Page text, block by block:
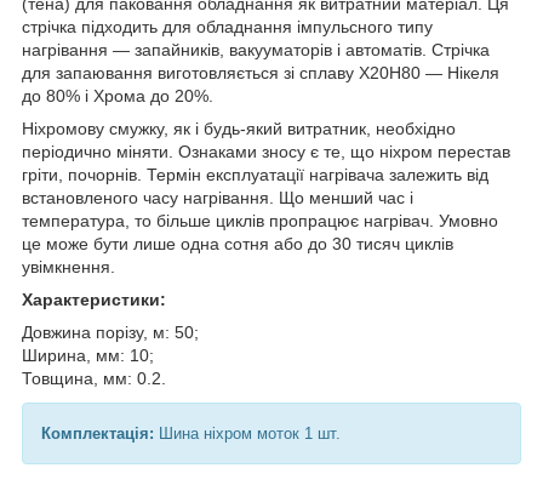
стрічка підходить для обладнання імпульсного типу
нагрівання — запайників, вакууматорів і автоматів. Стрічка
для запаювання виготовляється зі сплаву Х20Н80 — Нікеля
до 80% і Хрома до 20%.
Ніхромову смужку, як і будь-який витратник, необхідно
періодично міняти. Ознаками зносу є те, що ніхром перестав
гріти, почорнів. Термін експлуатації нагрівача залежить від
встановленого часу нагрівання. Що менший час і
температура, то більше циклів пропрацює нагрівач. Умовно
це може бути лише одна сотня або до 30 тисяч циклів
увімкнення.
Характеристики:
Довжина порізу, м: 50;
Ширина, мм: 10;
Товщина, мм: 0.2.
Комплектація: Шина ніхром моток 1 шт.